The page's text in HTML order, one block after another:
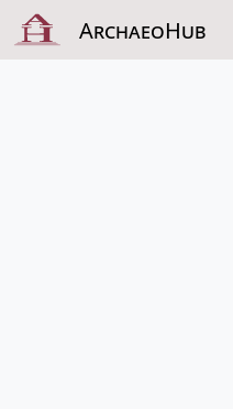
ArchaeoHub